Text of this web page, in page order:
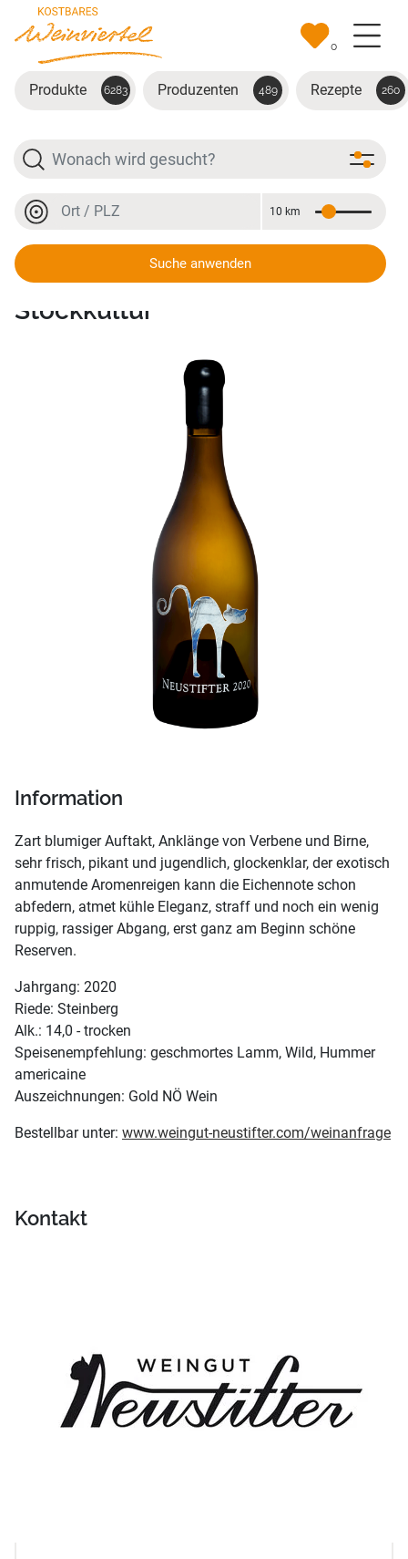
Zum Hauptinhalt springen
0
Produkte 6283 Produzenten 489 Rezepte 260
Suche
Ort oder PLZ
Entfernung
10 km
Suche anwenden
Neustifter 2020 Grüner Veltliner
Stockkultur
Information
Zart blumiger Auftakt, Anklänge von Verbene und Birne,
sehr frisch, pikant und jugendlich, glockenklar, der exotisch
anmutende Aromenreigen kann die Eichennote schon
abfedern, atmet kühle Eleganz, straff und noch ein wenig
ruppig, rassiger Abgang, erst ganz am Beginn schöne
Reserven.
Jahrgang: 2020
Riede: Steinberg
Alk.: 14,0 - trocken
Speisenempfehlung: geschmortes Lamm, Wild, Hummer
americaine
Auszeichnungen: Gold NÖ Wein
Bestellbar unter: www.weingut-neustifter.com/weinanfrage
Kontakt